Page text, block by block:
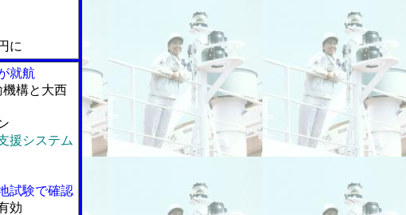
に
就航
構と大西
援システム
試験で確認
効